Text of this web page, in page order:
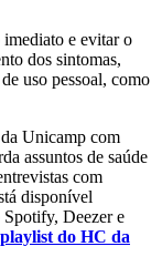
e evitar o
dos sintomas,
uso pessoal, como
Unicamp com
assuntos de saúde
com
disponível
Spotify, Deezer e
playlist do HC da